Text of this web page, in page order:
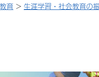
育 > 生涯学習・社会教育の